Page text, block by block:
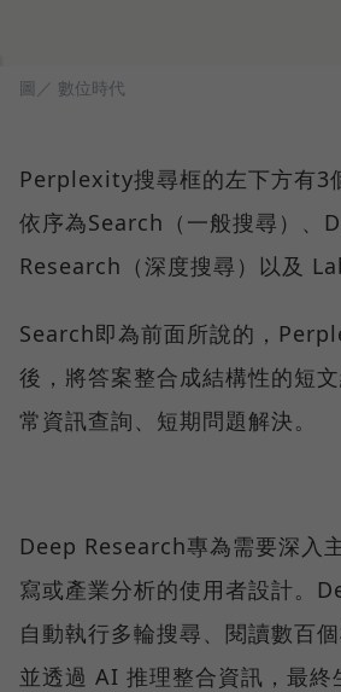
圖／ 數位時代
Perplexity搜尋框的左下方有3
依序為Search（一般搜尋）、
Research（深度搜尋）以及
Search即為前面所說的，
後，將答案整合成結構性的短
常資訊查詢、短期問題解決。
Deep Research專為需要深入
寫或產業分析的使用者設計。
自動執行多輪搜尋、閱讀數百
並透過 AI 推理整合資訊，最終